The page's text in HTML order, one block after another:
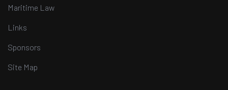
Maritime Law
Links
Sponsors
Site Map